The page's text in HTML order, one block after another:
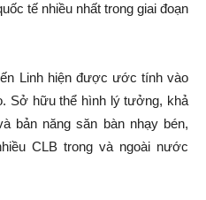
tế nhiều nhất trong giai đoạn
Linh hiện được ước tính vào
Sở hữu thể hình lý tưởng, khả
bản năng săn bàn nhạy bén,
CLB trong và ngoài nước